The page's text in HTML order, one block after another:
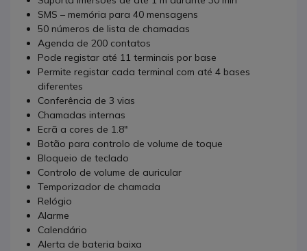
SMS – memória para 40 mensagens
50 números de lista de chamadas
Agenda de 200 contatos
Pode registar até 11 terminais por base
Permite registar cada terminal com até 4 bases
diferentes
Conferência de 3 vias
Chamadas internas
Ecrã a cores de 1.8"
Botão para controlo de volume de toque
Bloqueio de teclado
Controlo de volume de auricular
Temporizador de chamada
Relógio
Alarme
Calendário
Alerta de bateria baixa